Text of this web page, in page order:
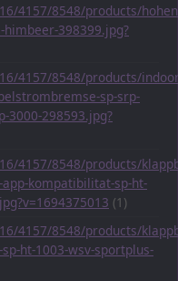
4157/8548/products/
398399.jpg?
4157/8548/products/
sp-srp-
3000-298593.jpg?
4157/8548/products/
kompatibilitat-sp-ht-
(1)
4157/8548/products/
ht-1003-wsv-sportplus-